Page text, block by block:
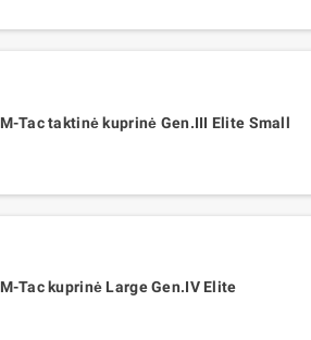
M-Tac taktinė kuprinė Gen.III Elite Small
M-Tac kuprinė Large Gen.IV Elite